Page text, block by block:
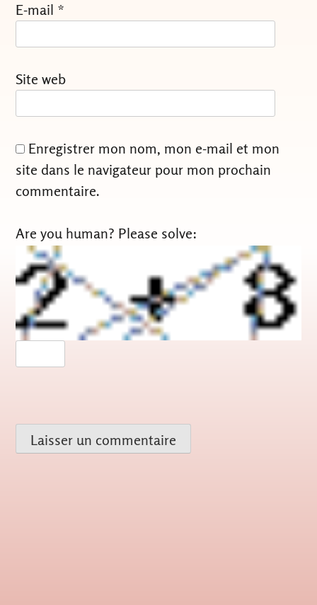
E-mail *
Site web
Enregistrer mon nom, mon e-mail et mon
site dans le navigateur pour mon prochain
commentaire.
Are you human? Please solve: